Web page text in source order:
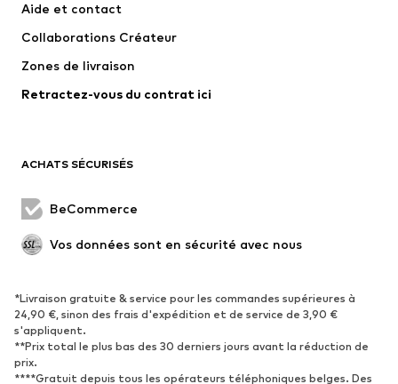
Lingerie
Manteaux
Jupes
Occasions spéciales
Nouveautés
Tendance
Baskets
Escarpins et talons hauts
Bottes
Sandales
Chaussures basses
Aide et contact
Collaborations Créateur
Zones de livraison
Retractez-vous du contrat ici
ACHATS SÉCURISÉS
BeCommerce
Vos données sont en sécurité avec nous
*Livraison gratuite & service pour les commandes supérieures à
24,90 €, sinon des frais d'expédition et de service de 3,90 €
s'appliquent.
**Prix total le plus bas des 30 derniers jours avant la réduction de
prix.
****Gratuit depuis tous les opérateurs téléphoniques belges. Des